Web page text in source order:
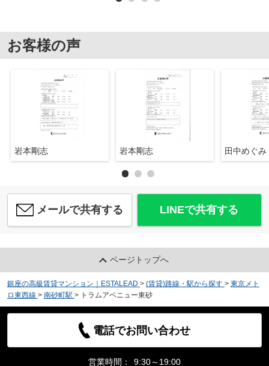
お客様の声
岩本剛志 岩本剛志 田中めぐみ
メールで共有する LINEで共有する
ページトップへ
銀座の高級賃貸マンション｜ESTALEAD > (賃貸)路線・駅から探す > 東京メト
ロ東西線 > 南砂町駅 > トラムアベニュー東砂
電話でお問い合わせ
営業時間： 9:30～19:00